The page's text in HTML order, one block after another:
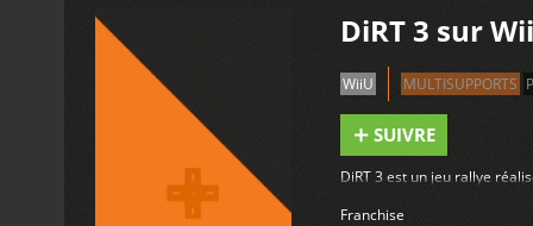
DiRT 3 sur
WiiU MULTISUPPORTS
SUIVRE
DiRT 3 est un jeu rallye
Franchise